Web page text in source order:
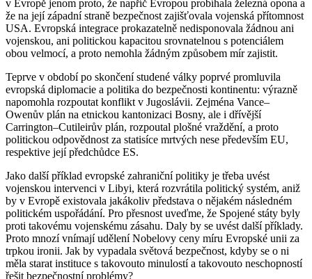
v Evropě jenom proto, že napříč Evropou probíhala železná opona a
že na její západní straně bezpečnost zajišťovala vojenská přítomnost
USA. Evropská integrace prokazatelně nedisponovala žádnou ani
vojenskou, ani politickou kapacitou srovnatelnou s potenciálem
obou velmocí, a proto nemohla žádným způsobem mír zajistit.
Teprve v období po skončení studené války poprvé promluvila
evropská diplomacie a politika do bezpečnosti kontinentu: výrazně
napomohla rozpoutat konflikt v Jugoslávii. Zejména Vance–
Owenův plán na etnickou kantonizaci Bosny, ale i dřívější
Carrington–Cutileirův plán, rozpoutal plošné vraždění, a proto
politickou odpovědnost za statisíce mrtvých nese především EU,
respektive její předchůdce ES.
Jako další příklad evropské zahraniční politiky je třeba uvést
vojenskou intervenci v Libyi, která rozvrátila politický systém, aniž
by v Evropě existovala jakákoliv představa o nějakém následném
politickém uspořádání. Pro přesnost uveďme, že Spojené státy byly
proti takovému vojenskému zásahu. Daly by se uvést další příklady.
Proto mnozí vnímají udělení Nobelovy ceny míru Evropské unii za
trpkou ironii. Jak by vypadala světová bezpečnost, kdyby se o ni
měla starat instituce s takovouto minulostí a takovouto neschopností
řešit bezpečnostní problémy?